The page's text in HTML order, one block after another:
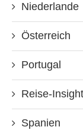
Niederlande
Österreich
Portugal
Reise-
Spanien